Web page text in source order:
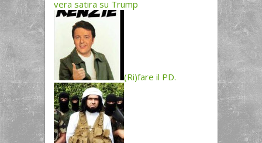
vera satira su Trump
(Ri)fare il PD.